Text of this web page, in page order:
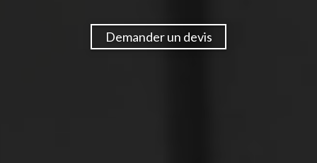
Demander un devis